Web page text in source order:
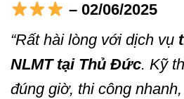
– 02/06/2025
“Rất hài lòng với dịch vụ
NLMT tại Thủ Đức. Kỹ
đúng giờ, thi công